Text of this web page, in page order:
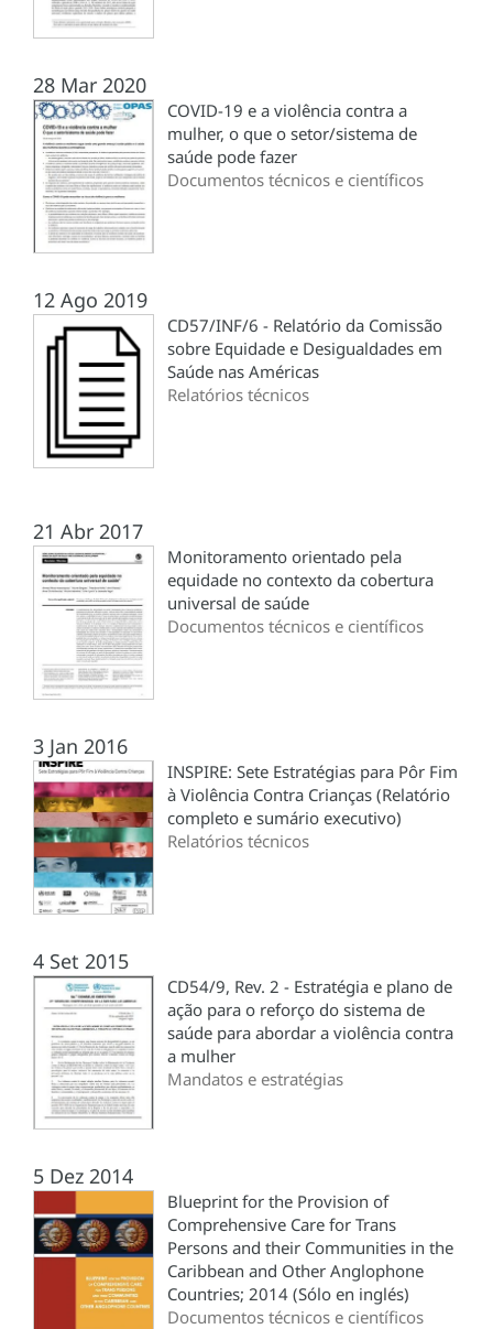
28 Mar 2020
COVID-19 e a violência contra a
mulher, o que o setor/sistema de
saúde pode fazer
Documentos técnicos e científicos
12 Ago 2019
CD57/INF/6 - Relatório da Comissão
sobre Equidade e Desigualdades em
Saúde nas Américas
Relatórios técnicos
21 Abr 2017
Monitoramento orientado pela
equidade no contexto da cobertura
universal de saúde
Documentos técnicos e científicos
3 Jan 2016
INSPIRE: Sete Estratégias para Pôr Fim
à Violência Contra Crianças (Relatório
completo e sumário executivo)
Relatórios técnicos
4 Set 2015
CD54/9, Rev. 2 - Estratégia e plano de
ação para o reforço do sistema de
saúde para abordar a violência contra
a mulher
Mandatos e estratégias
5 Dez 2014
Blueprint for the Provision of
Comprehensive Care for Trans
Persons and their Communities in the
Caribbean and Other Anglophone
Countries; 2014 (Sólo en inglés)
Documentos técnicos e científicos